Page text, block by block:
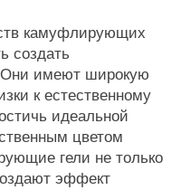
камуфлирующих
создать
Они имеют широкую
к естественному
идеальной
цветом
гели не только
эффект